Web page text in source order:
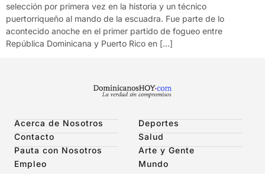
selección por primera vez en la historia y un técnico
puertorriqueño al mando de la escuadra. Fue parte de lo
acontecido anoche en el primer partido de fogueo entre
República Dominicana y Puerto Rico en […]
Acerca de Nosotros
Contacto
Pauta con Nosotros
Empleo
Deportes
Salud
Arte y Gente
Mundo